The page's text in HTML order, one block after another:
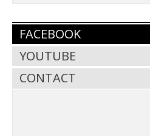
FACEBOOK
YOUTUBE
CONTACT